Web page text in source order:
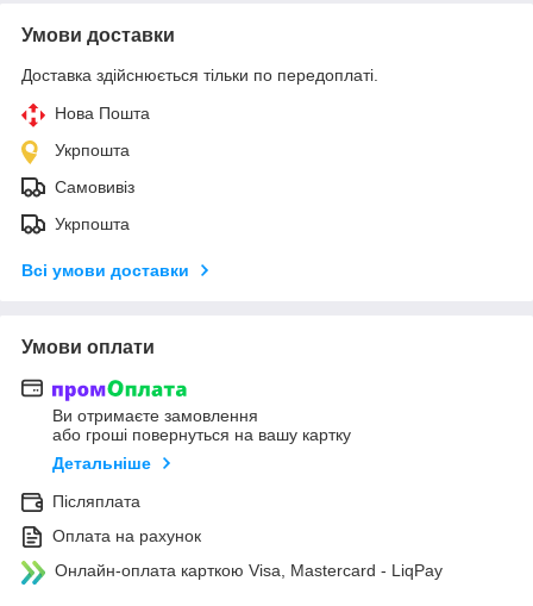
Умови доставки
Доставка здійснюється тільки по передоплаті.
Нова Пошта
Укрпошта
Самовивіз
Укрпошта
Всі умови доставки
Умови оплати
Ви отримаєте замовлення
або гроші повернуться на вашу картку
Детальніше
Післяплата
Оплата на рахунок
Онлайн-оплата карткою Visa, Mastercard - LiqPay